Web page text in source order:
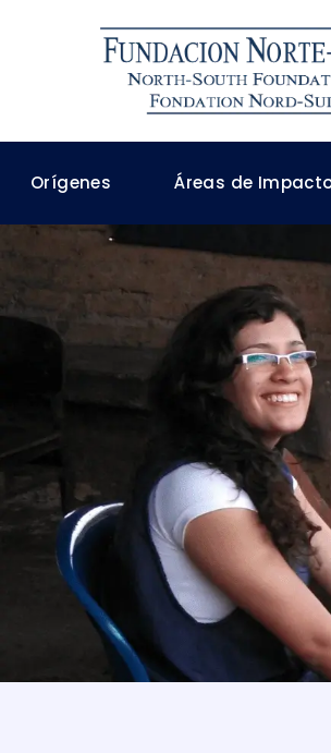
Orígenes Áreas de